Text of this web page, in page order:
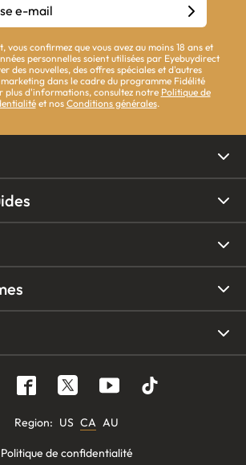
vous confirmez que vous avez au moins 18 ans et
personnelles soient utilisées par Eyebuydirect
des nouvelles, des offres spéciales et d'autres
dans le cadre du programme Fidélité
plus d'informations, consultez notre Politique de
et nos Conditions générales.
Region: US CA AU
Politique de confidentialité